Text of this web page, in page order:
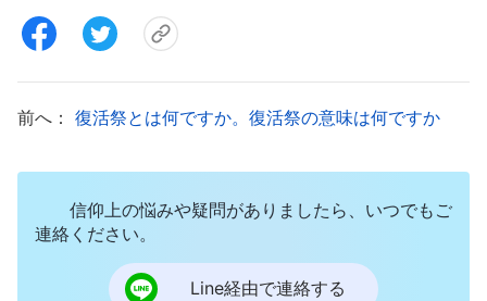
ことを理解しているでしょうか。神様に満足してい
ただき、称賛していただくには、私たちは何をすべ
きなのでしょうか。
この山でも、またエルサレムでもない所で、父を礼
拝する時が来る。…しかし、まことの礼拝をする者
たちが、霊とまこととをもって父を礼拝する時が来
る。そうだ、今きている。父は、このような礼拝を
前へ： 復活祭とは何ですか。復活祭の意味は何ですか
信仰上の悩みや疑問がありましたら、いつでもご
連絡ください。
Line経由で連絡する